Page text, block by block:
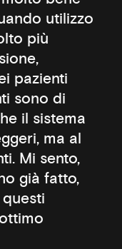
utilizzo
più
pazienti
sono di
il sistema
ma al
Mi sento,
già fatto,